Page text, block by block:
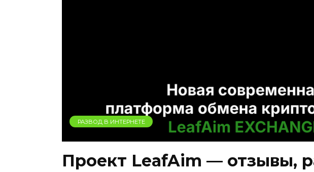
РАЗВОД В ИНТЕРНЕТЕ
Проект LeafAim — отзывы,